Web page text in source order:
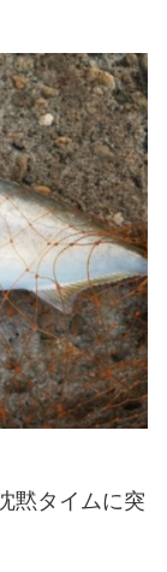
黙タイムに突